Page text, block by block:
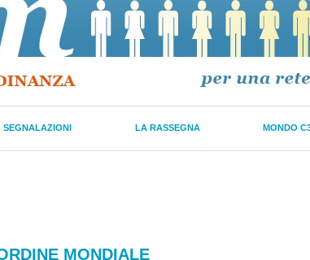
SEGNALAZIONI LA RASSEGNA MONDO
MONDIALE